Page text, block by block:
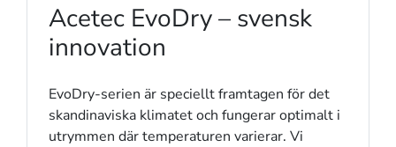
Acetec EvoDry – svensk
innovation
EvoDry-serien är speciellt framtagen för det
skandinaviska klimatet och fungerar optimalt i
utrymmen där temperaturen varierar. Vi